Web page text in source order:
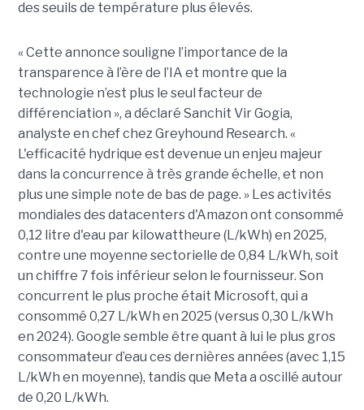
des seuils de température plus élevés.
« Cette annonce souligne l’importance de la
transparence à l’ère de l’IA et montre que la
technologie n’est plus le seul facteur de
différenciation », a déclaré Sanchit Vir Gogia,
analyste en chef chez Greyhound Research. «
L'efficacité hydrique est devenue un enjeu majeur
dans la concurrence à très grande échelle, et non
plus une simple note de bas de page. » Les activités
mondiales des datacenters d'Amazon ont consommé
0,12 litre d'eau par kilowattheure (L/kWh) en 2025,
contre une moyenne sectorielle de 0,84 L/kWh, soit
un chiffre 7 fois inférieur selon le fournisseur. Son
concurrent le plus proche était Microsoft, qui a
consommé 0,27 L/kWh en 2025 (versus 0,30 L/kWh
en 2024). Google semble être quant à lui le plus gros
consommateur d’eau ces dernières années (avec 1,15
L/kWh en moyenne), tandis que Meta a oscillé autour
de 0,20 L/kWh.